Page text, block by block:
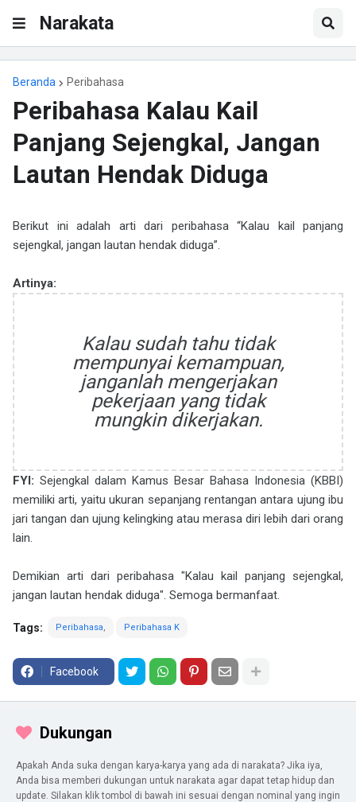
Narakata
Beranda Peribahasa
Peribahasa Kalau Kail
Panjang Sejengkal, Jangan
Lautan Hendak Diduga
Berikut ini adalah arti dari peribahasa “Kalau kail panjang
sejengkal, jangan lautan hendak diduga”.
Artinya:
Kalau sudah tahu tidak
mempunyai kemampuan,
janganlah mengerjakan
pekerjaan yang tidak
mungkin dikerjakan.
FYI: Sejengkal dalam Kamus Besar Bahasa Indonesia (KBBI)
memiliki arti, yaitu ukuran sepanjang rentangan antara ujung ibu
jari tangan dan ujung kelingking atau merasa diri lebih dari orang
lain.
Demikian arti dari peribahasa "Kalau kail panjang sejengkal,
jangan lautan hendak diduga". Semoga bermanfaat.
Tags: Peribahasa Peribahasa K
Facebook
Dukungan
Apakah Anda suka dengan karya-karya yang ada di narakata? Jika iya,
Anda bisa memberi dukungan untuk narakata agar dapat tetap hidup dan
update. Silakan klik tombol di bawah ini sesuai dengan nominal yang ingin